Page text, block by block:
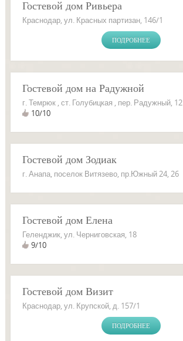
Гостевой дом Ривьера
Краснодар, ул. Красных партизан, 146/1
ПОДРОБНЕЕ
Гостевой дом на Радужной
г. Темрюк , ст. Голубицкая , пер. Радужный, 12
10/10
Гостевой дом Зодиак
г. Анапа, поселок Витязево, пр.Южный 24, 26
Гостевой дом Елена
Геленджик, ул. Черниговская, 18
9/10
Гостевой дом Визит
Краснодар, ул. Крупской, д. 157/1
ПОДРОБНЕЕ